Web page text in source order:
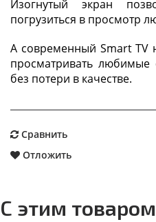
Изогнутый экран
погрузиться в просмотр
А современный Smart TV
просматривать
без потери в качестве.
Сравнить
Отложить
С этим